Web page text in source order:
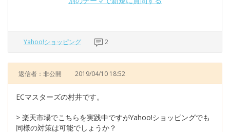
Yahoo!ショッピング 2
返信者：非公開 2019/04/10 18:52
ECマスターズの村井です。
> 楽天市場でこちらを実践中ですがYahoo!ショッピングでも
同様の対策は可能でしょうか？